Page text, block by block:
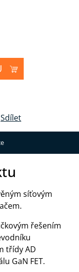
Sdílet
síťovým
řešením
třídy AD
GaN FET.